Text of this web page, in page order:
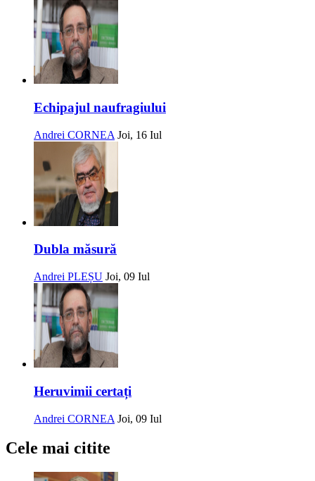
Echipajul naufragiului
Andrei CORNEA Joi, 16 Iul
Dubla măsură
Andrei PLEȘU Joi, 09 Iul
Heruvimii certați
Andrei CORNEA Joi, 09 Iul
Cele mai citite